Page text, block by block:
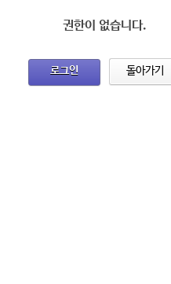
권한이 없습니다.
로그인 돌아가기